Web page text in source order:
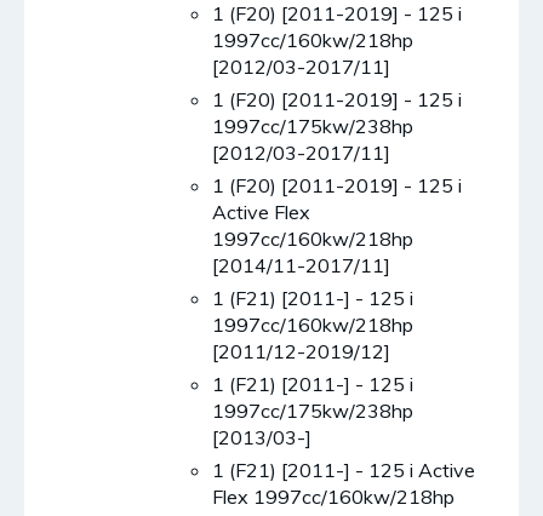
1 (F20) [2011-2019] - 125 i
1997cc/160kw/218hp
[2012/03-2017/11]
1 (F20) [2011-2019] - 125 i
1997cc/175kw/238hp
[2012/03-2017/11]
1 (F20) [2011-2019] - 125 i
Active Flex
1997cc/160kw/218hp
[2014/11-2017/11]
1 (F21) [2011-] - 125 i
1997cc/160kw/218hp
[2011/12-2019/12]
1 (F21) [2011-] - 125 i
1997cc/175kw/238hp
[2013/03-]
1 (F21) [2011-] - 125 i Active
Flex 1997cc/160kw/218hp